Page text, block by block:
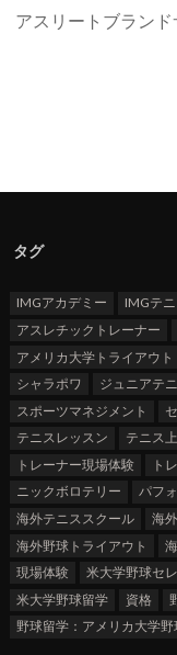
アスリートブラン
タグ
IMGアカデミー IMGテ
アスレチックトレーナー
アメリカ大学トライアウト
シャラポワ
ジュニアテ
スポーツマネジメント
テニスレッスン
テニス
トレーナー現場体験
ト
ニックボロテリー
パフ
海外テニススクール
海
海外野球トライアウト
現場体験
米大学野球セ
米大学野球留学
資格
野球留学：アメリカ大学